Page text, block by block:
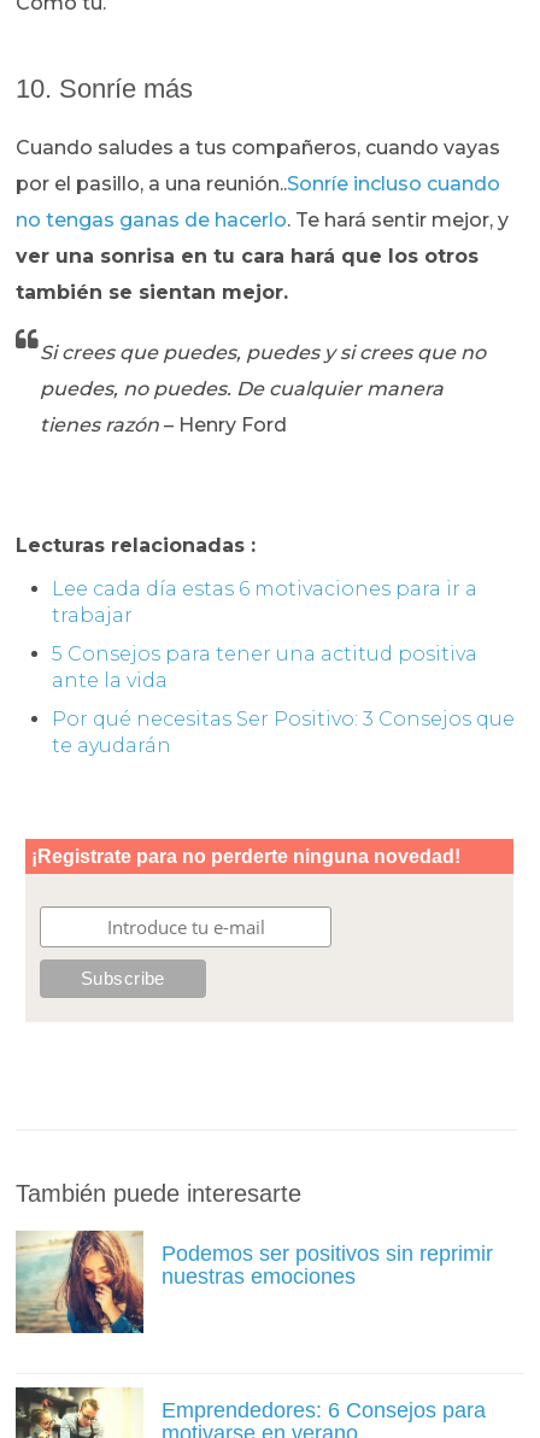
10. Sonríe más
Cuando saludes a tus compañeros, cuando vayas
por el pasillo, a una reunión..Sonríe incluso cuando
no tengas ganas de hacerlo. Te hará sentir mejor, y
ver una sonrisa en tu cara hará que los otros
también se sientan mejor.
Si crees que puedes, puedes y si crees que no
puedes, no puedes. De cualquier manera
tienes razón – Henry Ford
Lecturas relacionadas :
Lee cada día estas 6 motivaciones para ir a
trabajar
5 Consejos para tener una actitud positiva
ante la vida
Por qué necesitas Ser Positivo: 3 Consejos que
te ayudarán
También puede interesarte
Podemos ser positivos sin reprimir
nuestras emociones
Emprendedores: 6 Consejos para
motivarse en verano